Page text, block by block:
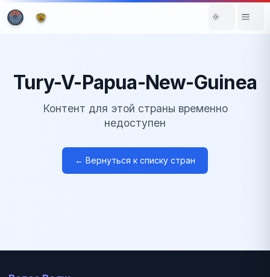
Tury-V-Papua-New-Guinea
Контент для этой страны временно
недоступен
← Вернуться к списку стран